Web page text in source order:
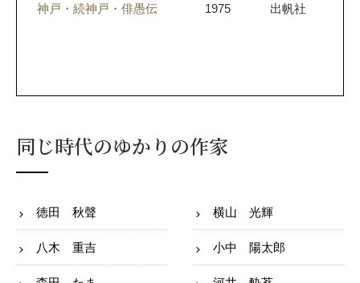
神戸・続神戸・俳愚伝 1975 出帆社
同じ時代のゆかりの作家
徳田 秋聲 横山 光輝
八木 重吉 小中 陽太郎